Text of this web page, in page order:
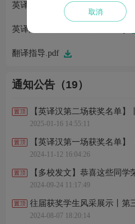
英译汉C组赛题+翻译专用纸.zip
英译汉D组赛题+翻译专用纸.zip
翻译指导.pdf
通知公告（19）
2025-01-16 14:55:11
2024-11-12 16:04:26
【多校发文】恭喜这些同学
2024-09-24 11:17:49
2024-08-07 18:20:14
取消